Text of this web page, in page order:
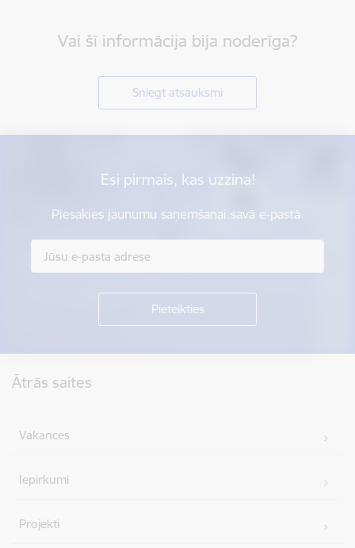
Vai šī informācija bija noderīga?
Sniegt atsauksmi
Esi pirmais, kas uzzina!
Piesakies jaunumu saņemšanai savā e-pastā.
Ātrās saites
Vakances
Iepirkumi
Projekti